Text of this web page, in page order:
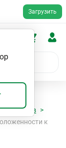
Загрузить
генов
к